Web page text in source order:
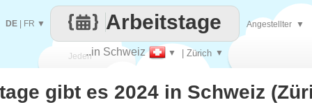
Jeden
Tag
..in Schweiz ▼ | Zürich ▼
Arbeitstage
DE FR ▼ Angestellter ▼
gibt es 2024 in Schweiz